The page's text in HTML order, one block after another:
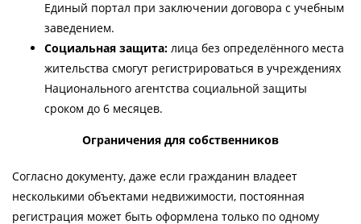
Единый портал при заключении договора с учебным
заведением.
Социальная защита: лица без определённого места
жительства смогут регистрироваться в учреждениях
Национального агентства социальной защиты
сроком до 6 месяцев.
Ограничения для собственников
Согласно документу, даже если гражданин владеет
несколькими объектами недвижимости, постоянная
регистрация может быть оформлена только по одному